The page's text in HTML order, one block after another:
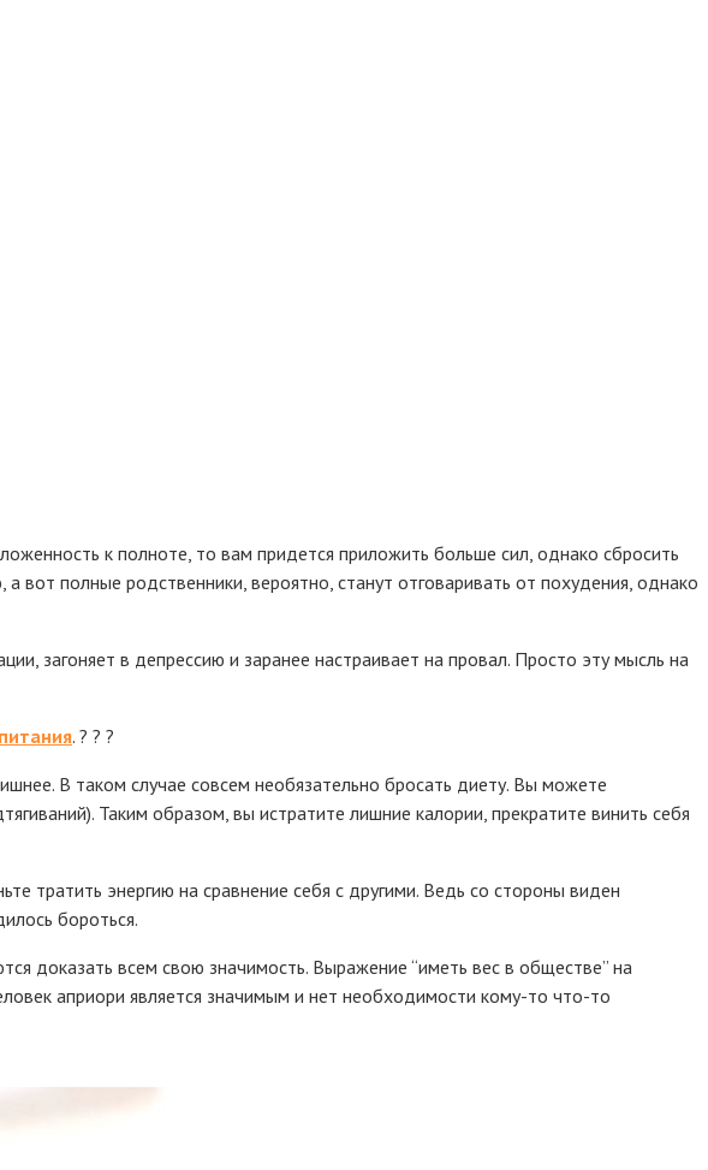
к полноте, то вам придется приложить больше сил, однако сбросить
полные родственники, вероятно, станут отговаривать от похудения, однако
загоняет в депрессию и заранее настраивает на провал. Просто эту мысль на
. ? ? ?
В таком случае совсем необязательно бросать диету. Вы можете
Таким образом, вы истратите лишние калории, прекратите винить себя
тратить энергию на сравнение себя с другими. Ведь со стороны виден
бороться.
доказать всем свою значимость. Выражение “иметь вес в обществе” на
априори является значимым и нет необходимости кому-то что-то